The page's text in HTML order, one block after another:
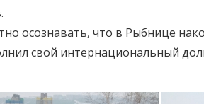
осознавать, что в Рыбнице
свой интернациональный